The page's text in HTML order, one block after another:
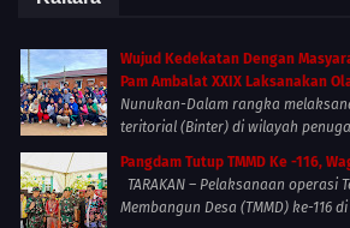
Wujud Kedekatan Dengan
Pam Ambalat XXIX Laksanakan
Nunukan-Dalam rangka
teritorial (Binter) di wilayah
Pangdam Tutup TMMD Ke -116,
TARAKAN – Pelaksanaan operasi
Membangun Desa (TMMD) ke-116